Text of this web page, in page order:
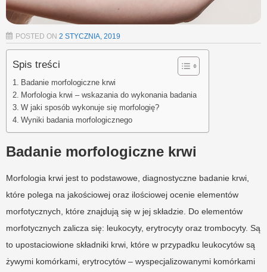
POSTED ON 2 STYCZNIA, 2019
Spis treści
Badanie morfologiczne krwi
Morfologia krwi – wskazania do wykonania badania
W jaki sposób wykonuje się morfologię?
Wyniki badania morfologicznego
Badanie morfologiczne krwi
Morfologia krwi jest to podstawowe, diagnostyczne badanie krwi,
które polega na jakościowej oraz ilościowej ocenie elementów
morfotycznych, które znajdują się w jej składzie. Do elementów
morfotycznych zalicza się: leukocyty, erytrocyty oraz trombocyty. Są
to upostaciowione składniki krwi, które w przypadku leukocytów są
żywymi komórkami, erytrocytów – wyspecjalizowanymi komórkami